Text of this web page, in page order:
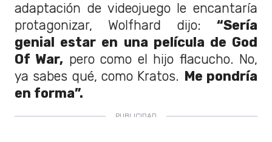
adaptación de videojuego le encantaría
protagonizar, Wolfhard dijo: “Sería
genial estar en una película de God
Of War, pero como el hijo flacucho. No,
ya sabes qué, como Kratos. Me pondría
en forma”.